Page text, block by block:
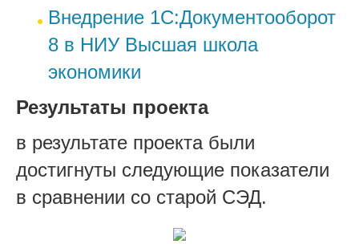
Внедрение 1С:Документооборот
8 в НИУ Высшая школа
экономики
Результаты проекта
в результате проекта были
достигнуты следующие показатели
в сравнении со старой СЭД.